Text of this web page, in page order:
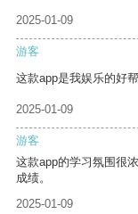
2025-01-09
游客
这款app是我娱乐的好
2025-01-09
游客
这款app的学习氛围很
成绩。
2025-01-09